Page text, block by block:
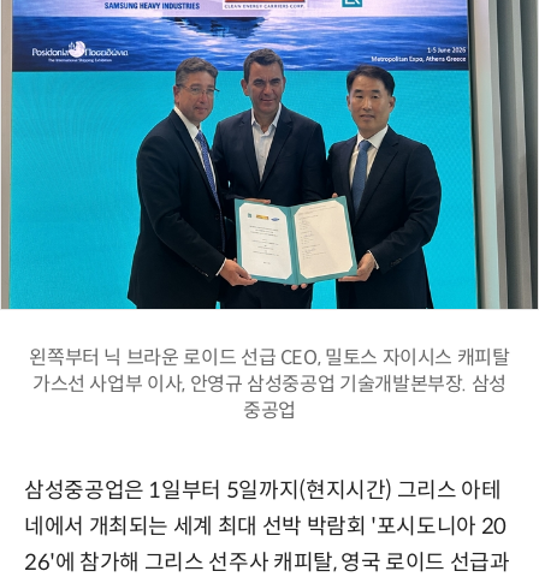
왼쪽부터 닉 브라운 로이드 선급 CEO, 밀토스 자이시스 캐피탈
가스선 사업부 이사, 안영규 삼성중공업 기술개발본부장. 삼성
중공업
삼성중공업은 1일부터 5일까지(현지시간) 그리스 아테
네에서 개최되는 세계 최대 선박 박람회 '포시도니아 20
26'에 참가해 그리스 선주사 캐피탈, 영국 로이드 선급과